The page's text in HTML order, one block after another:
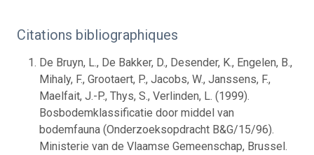
Citations bibliographiques
De Bruyn, L., De Bakker, D., Desender, K., Engelen, B.,
Mihaly, F., Grootaert, P., Jacobs, W., Janssens, F.,
Maelfait, J.-P., Thys, S., Verlinden, L. (1999).
Bosbodemklassificatie door middel van
bodemfauna (Onderzoeksopdracht B&G/15/96).
Ministerie van de Vlaamse Gemeenschap, Brussel.